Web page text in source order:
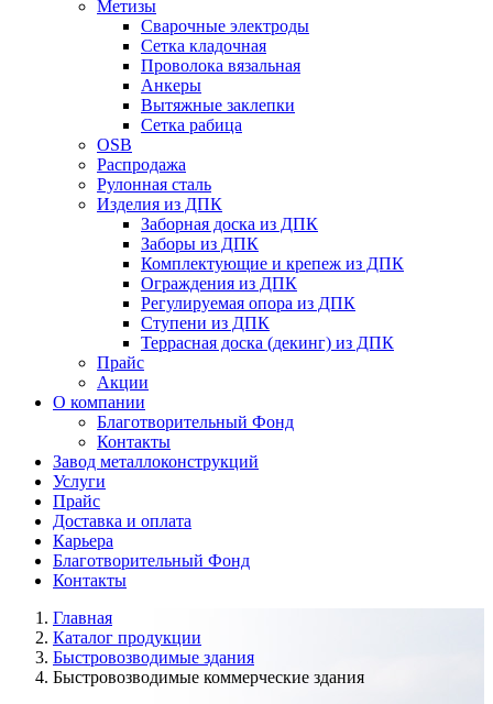
Метизы
Сварочные электроды
Сетка кладочная
Проволока вязальная
Анкеры
Вытяжные заклепки
Сетка рабица
OSB
Распродажа
Рулонная сталь
Изделия из ДПК
Заборная доска из ДПК
Заборы из ДПК
Комплектующие и крепеж из ДПК
Ограждения из ДПК
Регулируемая опора из ДПК
Ступени из ДПК
Террасная доска (декинг) из ДПК
Прайс
Акции
О компании
Благотворительный Фонд
Контакты
Завод металлоконструкций
Услуги
Прайс
Доставка и оплата
Карьера
Благотворительный Фонд
Контакты
Главная
Каталог продукции
Быстровозводимые здания
Быстровозводимые коммерческие здания